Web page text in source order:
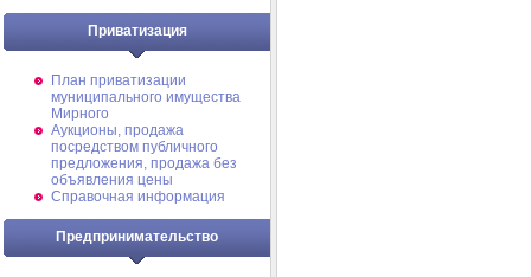
Приватизация
План приватизации
муниципального имущества
Мирного
Аукционы, продажа
посредством публичного
предложения, продажа без
объявления цены
Справочная информация
Предпринимательство